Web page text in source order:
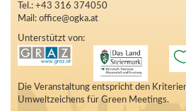
Tel.: +43 316 374050
Mail: office@ogka.at
Unterstützt von:
Die Veranstaltung entspricht den
Umweltzeichens für Green Meetings.